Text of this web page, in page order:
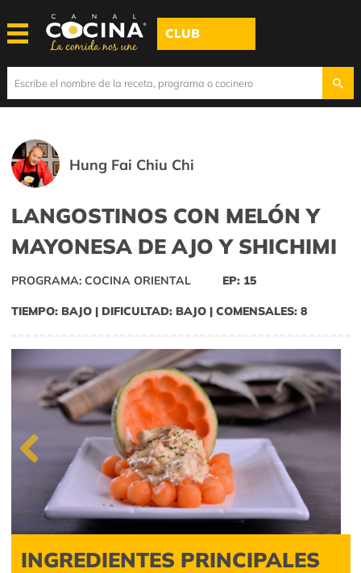
CLUB
Hung Fai Chiu Chi
LANGOSTINOS CON MELÓN Y
MAYONESA DE AJO Y SHICHIMI
PROGRAMA: COCINA ORIENTAL EP: 15
TIEMPO: BAJO | DIFICULTAD: BAJO | COMENSALES: 8
Previous
INGREDIENTES PRINCIPALES